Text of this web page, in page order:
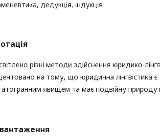
дедукція, індукція
різні методи здійснення юридико-
на тому, що юридична лінгвістика
явищем та має подвійну